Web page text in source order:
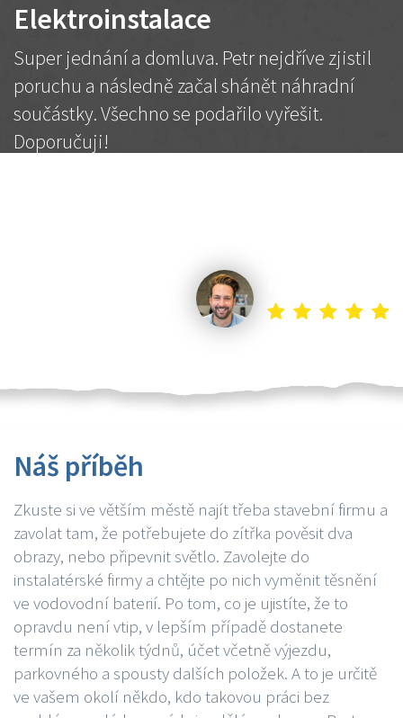
Elektroinstalace
Super jednání a domluva. Petr nejdříve zjistil
poruchu a následně začal shánět náhradní
součástky. Všechno se podařilo vyřešit.
Doporučuji!
Náš příběh
Zkuste si ve větším městě najít třeba stavební firmu a
zavolat tam, že potřebujete do zítřka pověsit dva
obrazy, nebo připevnit světlo. Zavolejte do
instalatérské firmy a chtějte po nich vyměnit těsnění
ve vodovodní baterií. Po tom, co je ujistíte, že to
opravdu není vtip, v lepším případě dostanete
termín za několik týdnů, účet včetně výjezdu,
parkovného a spousty dalších položek. A to je určitě
ve vašem okolí někdo, kdo takovou práci bez